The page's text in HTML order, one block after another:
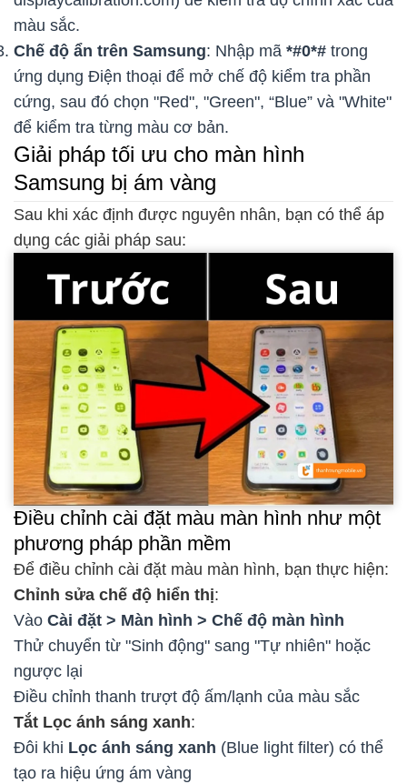
màu sắc.
Chế độ ẩn trên Samsung: Nhập mã *#0*# trong
ứng dụng Điện thoại để mở chế độ kiểm tra phần
cứng, sau đó chọn "Red", "Green", “Blue” và "White"
để kiểm tra từng màu cơ bản.
Giải pháp tối ưu cho màn hình
Samsung bị ám vàng
Sau khi xác định được nguyên nhân, bạn có thể áp
dụng các giải pháp sau:
Điều chỉnh cài đặt màu màn hình như một
phương pháp phần mềm
Để điều chỉnh cài đặt màu màn hình, bạn thực hiện:
Chỉnh sửa chế độ hiển thị:
Vào Cài đặt > Màn hình > Chế độ màn hình
Thử chuyển từ "Sinh động" sang "Tự nhiên" hoặc
ngược lại
Điều chỉnh thanh trượt độ ấm/lạnh của màu sắc
Tắt Lọc ánh sáng xanh:
Đôi khi Lọc ánh sáng xanh (Blue light filter) có thể
tạo ra hiệu ứng ám vàng